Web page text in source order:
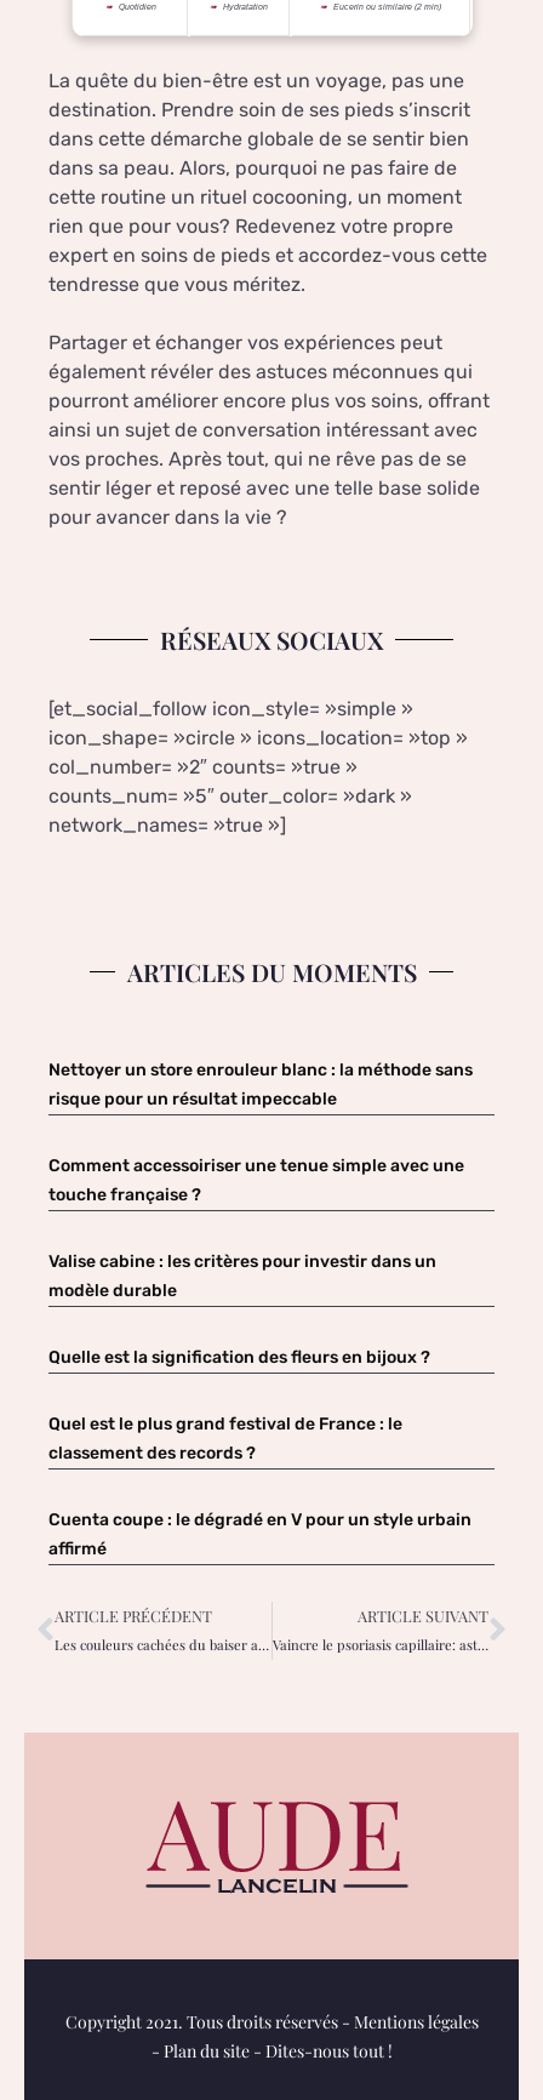
Quotidien Hydratation Eucerin ou similaire (2 min)
La quête du bien-être est un voyage, pas une
destination. Prendre soin de ses pieds s’inscrit
dans cette démarche globale de se sentir bien
dans sa peau. Alors, pourquoi ne pas faire de
cette routine un rituel cocooning, un moment
rien que pour vous? Redevenez votre propre
expert en soins de pieds et accordez-vous cette
tendresse que vous méritez.
Partager et échanger vos expériences peut
également révéler des astuces méconnues qui
pourront améliorer encore plus vos soins, offrant
ainsi un sujet de conversation intéressant avec
vos proches. Après tout, qui ne rêve pas de se
sentir léger et reposé avec une telle base solide
pour avancer dans la vie ?
RÉSEAUX SOCIAUX
[et_social_follow icon_style= »simple »
icon_shape= »circle » icons_location= »top »
col_number= »2″ counts= »true »
counts_num= »5″ outer_color= »dark »
network_names= »true »]
ARTICLES DU MOMENTS
Nettoyer un store enrouleur blanc : la méthode sans
risque pour un résultat impeccable
Comment accessoiriser une tenue simple avec une
touche française ?
Valise cabine : les critères pour investir dans un
modèle durable
Quelle est la signification des fleurs en bijoux ?
Quel est le plus grand festival de France : le
classement des records ?
Cuenta coupe : le dégradé en V pour un style urbain
affirmé
ARTICLE PRÉCÉDENT
Les couleurs cachées du baiser arc-en-ciel : audace et émotions féminines
ARTICLE SUIVANT
Vaincre le psoriasis capillaire: astuces douces pour apaiser votre cuir chevelu
Copyright 2021. Tous droits réservés - Mentions légales
- Plan du site- Dites-nous tout !